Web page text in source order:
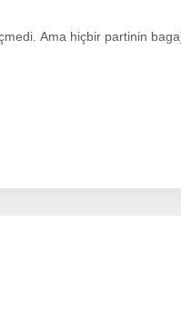
Ama hiçbir partinin